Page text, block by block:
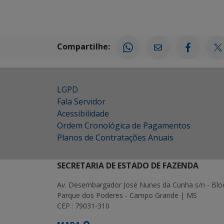
Compartilhe:
LGPD
Fala Servidor
Acessibilidade
Ordem Cronológica de Pagamentos
Planos de Contratações Anuais
SECRETARIA DE ESTADO DE FAZENDA
Av. Desembargador José Nunes da Cunha s/n -
Parque dos Poderes - Campo Grande | MS
CEP.: 79031-310